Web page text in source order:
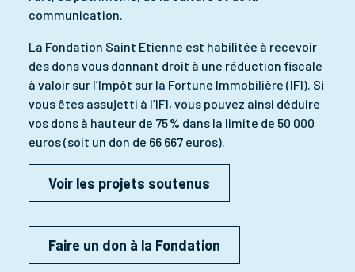
communication.
La Fondation Saint Etienne est habilitée à recevoir
des dons vous donnant droit à une réduction fiscale
à valoir sur l’Impôt sur la Fortune Immobilière (IFI). Si
vous êtes assujetti à l’IFI, vous pouvez ainsi déduire
vos dons à hauteur de 75 % dans la limite de 50 000
euros (soit un don de 66 667 euros).
Voir les projets soutenus
Faire un don à la Fondation